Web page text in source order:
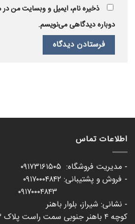
ذخیره نام، ایمیل و وبسایت من در
دوباره دیدگاهی می‌نویسم.
اطلاعات تماس
- مدیریت فروشگاه: ۰۹۱۷۳۱۶۱۵۰۵
- فروش و پشتیبانی: ۰۹۱۷۰۰۰۴۸۴۲
- نشانی: شیراز، بلوار باهنر
کوچه ۴ باهنر جنوبی سمت راست پلاک ۱۶۳